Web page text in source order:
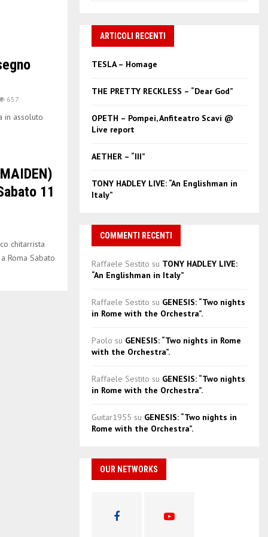
657
in assoluto
11
chitarrista
Roma Sabato
h
f
ARTICOLI RECENTI
TESLA – Homage
THE PRETTY RECKLESS – “Dear God”
OPETH – Pompei, Anfiteatro Scavi @
Live report
AETHER – “III”
TONY HADLEY LIVE: “An Englishman in
Italy”
COMMENTI RECENTI
Raffaele Sestito su TONY HADLEY LIVE:
“An Englishman in Italy”
Raffaele Sestito su GENESIS: “Two nights
in Rome with the Orchestra”.
Paolo su GENESIS: “Two nights in Rome
with the Orchestra”.
Raffaele Sestito su GENESIS: “Two nights
in Rome with the Orchestra”.
Guitar1955 su GENESIS: “Two nights in
Rome with the Orchestra”.
OUR NETWORKS